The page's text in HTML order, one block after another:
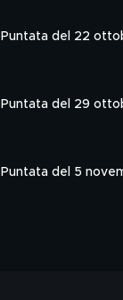
Puntata del 22
Puntata del 29
Puntata del 5